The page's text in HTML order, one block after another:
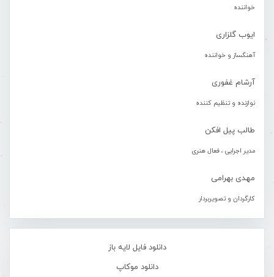
خواننده
ایوب گلزاری
آهنگساز و خواننده
آرشام غفوری
نوازنده و تنظیم کننده
طالب پیل افکن
مدیر اجرایی ، فعال هنری
مهدی بهرامی
کارگردان و تصویربردار
دانلود فایل لایه باز
دانلود موکاپ